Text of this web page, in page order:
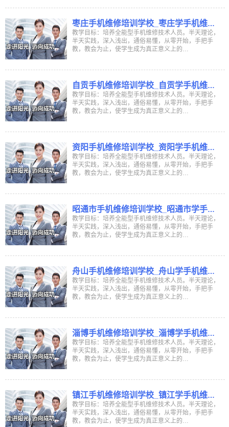
枣庄手机维修培训学校_枣庄学手机维修
学校_枣庄哪里有学手机维修培训班
教学目标：培养全能型手机维修技术人员。半天理论，
半天实践，深入浅出，通俗易懂，从零开始，手把手
教，教会为止，使学生成为真正意义上的…
自贡手机维修培训学校_自贡学手机维修
学校_自贡哪里有学手机维修培训班
教学目标：培养全能型手机维修技术人员。半天理论，
半天实践，深入浅出，通俗易懂，从零开始，手把手
教，教会为止，使学生成为真正意义上的…
资阳手机维修培训学校_资阳学手机维修
学校_资阳哪里有学手机维修培训班
教学目标：培养全能型手机维修技术人员。半天理论，
半天实践，深入浅出，通俗易懂，从零开始，手把手
教，教会为止，使学生成为真正意义上的…
昭通市手机维修培训学校_昭通市学手机
维修学校_昭通市哪里有学手机维修培训
班
教学目标：培养全能型手机维修技术人员。半天理论，
半天实践，深入浅出，通俗易懂，从零开始，手把手
教，教会为止，使学生成为真正意义上的…
舟山手机维修培训学校_舟山学手机维修
学校_舟山哪里有学手机维修培训班
教学目标：培养全能型手机维修技术人员。半天理论，
半天实践，深入浅出，通俗易懂，从零开始，手把手
教，教会为止，使学生成为真正意义上的…
淄博手机维修培训学校_淄博学手机维修
学校_淄博哪里有学手机维修培训班
教学目标：培养全能型手机维修技术人员。半天理论，
半天实践，深入浅出，通俗易懂，从零开始，手把手
教，教会为止，使学生成为真正意义上的…
镇江手机维修培训学校_镇江学手机维修
学校_镇江哪里有学手机维修培训班
教学目标：培养全能型手机维修技术人员。半天理论，
半天实践，深入浅出，通俗易懂，从零开始，手把手
教，教会为止，使学生成为真正意义上的…